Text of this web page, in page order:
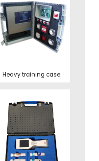
Heavy training case